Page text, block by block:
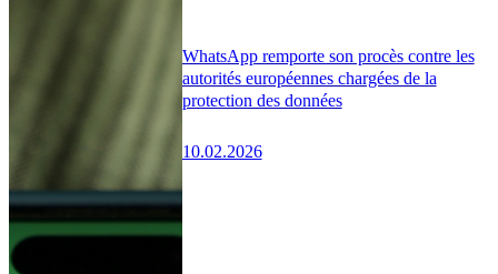
WhatsApp remporte son procès contre les
autorités européennes chargées de la
protection des données
10.02.2026